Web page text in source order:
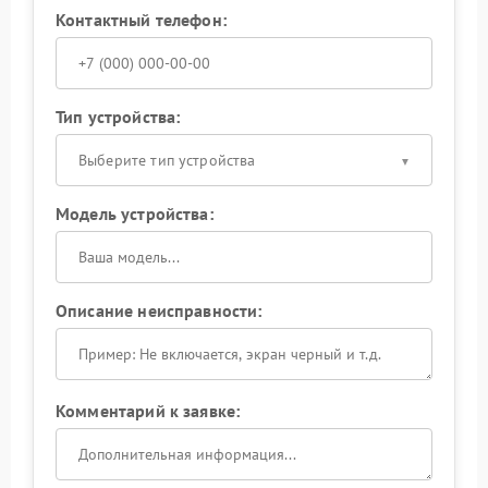
Контактный телефон:
Тип устройства:
Выберите тип устройства
Модель устройства:
Описание неисправности:
Комментарий к заявке: